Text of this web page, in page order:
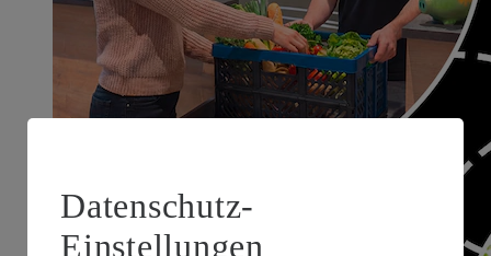
Datenschutz-
Einstellungen